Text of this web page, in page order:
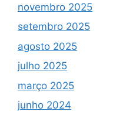
novembro 2025
setembro 2025
agosto 2025
julho 2025
março 2025
junho 2024